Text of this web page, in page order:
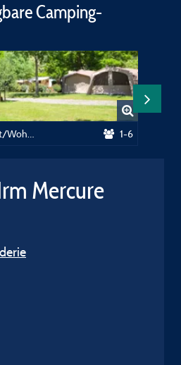
Camping-
1-6
Mercure